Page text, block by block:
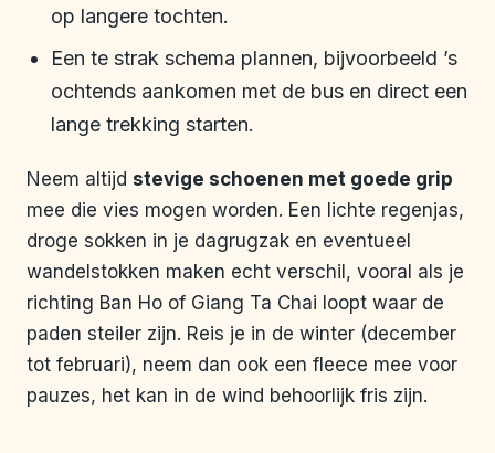
op langere tochten.
Een te strak schema plannen, bijvoorbeeld ’s
ochtends aankomen met de bus en direct een
lange trekking starten.
Neem altijd stevige schoenen met goede grip
mee die vies mogen worden. Een lichte regenjas,
droge sokken in je dagrugzak en eventueel
wandelstokken maken echt verschil, vooral als je
richting Ban Ho of Giang Ta Chai loopt waar de
paden steiler zijn. Reis je in de winter (december
tot februari), neem dan ook een fleece mee voor
pauzes, het kan in de wind behoorlijk fris zijn.